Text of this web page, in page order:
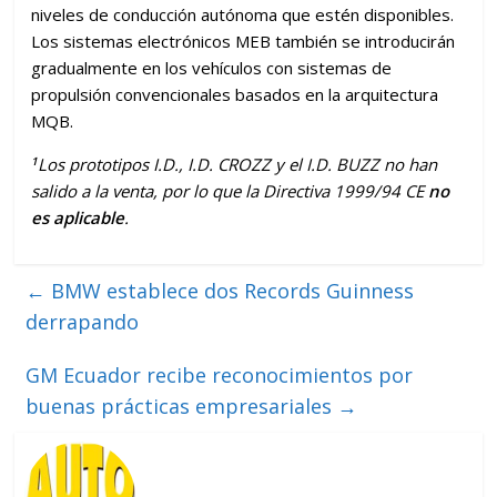
niveles de conducción autónoma que estén disponibles.
Los sistemas electrónicos MEB también se introducirán
gradualmente en los vehículos con sistemas de
propulsión convencionales basados en la arquitectura
MQB.
1Los prototipos I.D., I.D. CROZZ y el I.D. BUZZ no han
salido a la venta, por lo que la Directiva 1999/94 CEno
es aplicable.
← BMW establece dos Records Guinness
derrapando
GM Ecuador recibe reconocimientos por
buenas prácticas empresariales →